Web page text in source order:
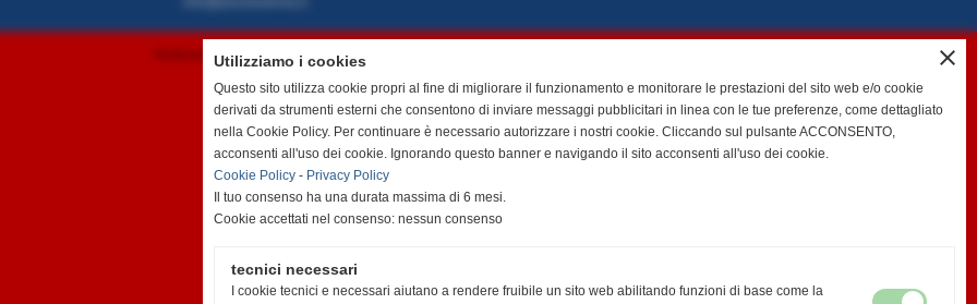
Realizzazione siti web www.sitoper.it close
Utilizziamo i cookies
Questo sito utilizza cookie propri al fine di migliorare il funzionamento e monitorare le prestazioni del sito web e/o cookie
derivati da strumenti esterni che consentono di inviare messaggi pubblicitari in linea con le tue preferenze, come dettagliato
nella Cookie Policy. Per continuare è necessario autorizzare i nostri cookie. Cliccando sul pulsante ACCONSENTO,
acconsenti all'uso dei cookie. Ignorando questo banner e navigando il sito acconsenti all'uso dei cookie.
Cookie Policy - Privacy Policy
Il tuo consenso ha una durata massima di 6 mesi.
Cookie accettati nel consenso: nessun consenso
tecnici necessari
I cookie tecnici e necessari aiutano a rendere fruibile un sito web abilitando funzioni di base come la